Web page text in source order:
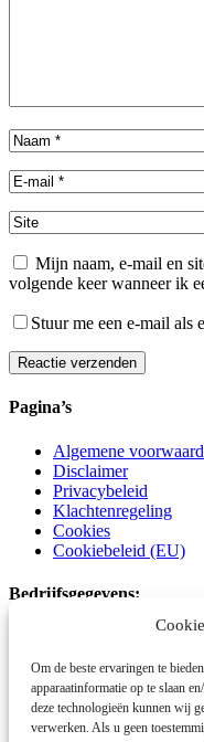
Om de beste ervaringen te
apparaatinformatie op te slaan
deze technologieën kunnen wij
verwerken. Als u geen
Mijn naam, e-mail en
volgende keer wanneer ik
Stuur me een e-mail als
Reactie verzenden
Alternative:
Pagina’s
Algemene
Disclaimer
Privacybeleid
Klachtenregeling
Cookies
Cookiebeleid (EU)
Bedrijfsgegevens:
Schoot Kracht
Voornamelijk online en op
06-15177746